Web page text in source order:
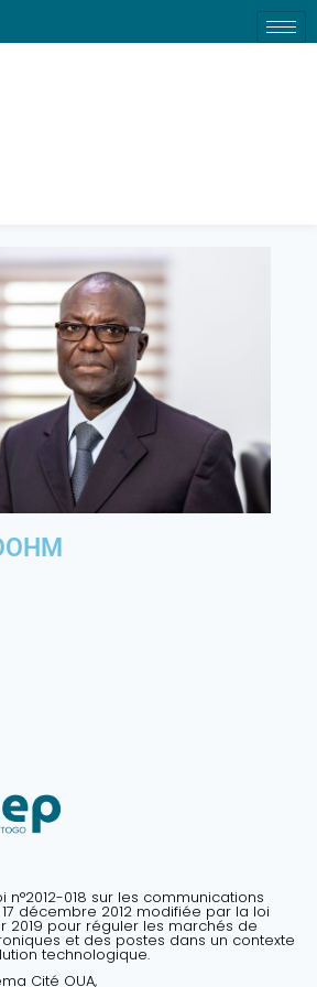
n°2012-018 sur les communications
décembre 2012 modifiée par la loi
2019 pour réguler les marchés de
et des postes dans un contexte
technologique.
Cité OUA,